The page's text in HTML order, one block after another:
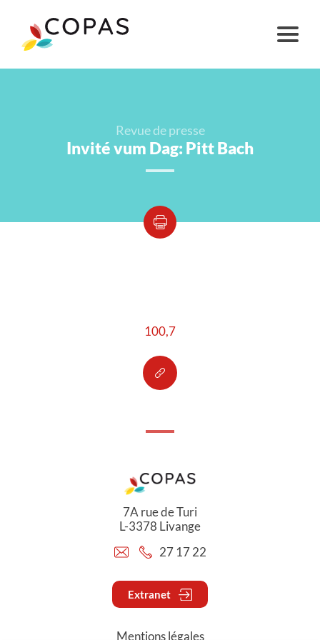
Revue de presse
Invité vum Dag: Pitt Bach
100,7
7A rue de Turi
L-3378 Livange
27 17 22
Extranet
Mentions légales